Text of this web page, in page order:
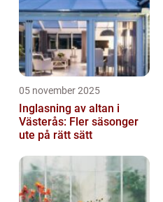
05 november 2025
Inglasning av altan i
Västerås: Fler säsonger
ute på rätt sätt